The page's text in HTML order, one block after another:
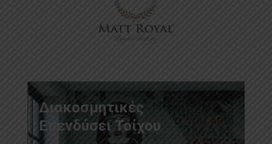
Διακοσμητικές
Επενδύσει Τοίχου